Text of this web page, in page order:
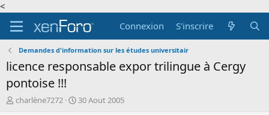
<
Connexion
S'inscrire
Demandes d'information sur les études universitair
licence responsable expor trilingue à Cergy
pontoise !!!
A
charlène7272
D
30 Aout 2005